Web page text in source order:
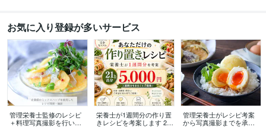
お気に入り登録が多いサービス
管理栄養士監修のレシピ
＋料理写真撮影を行いま
栄養士が1週間分の作り置
きレシピを考案します 21
管理栄養士がレシピ考案
から写真撮影までを承り